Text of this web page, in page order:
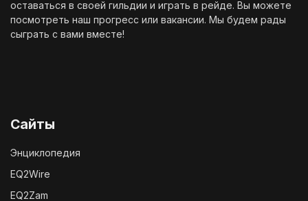
оставаться в своей гильдии и играть в рейде. Вы можете
посмотреть наш прогресс или вакансии. Мы будем рады
сыграть с вами вместе!
Сайты
Энциклопедия
EQ2Wire
EQ2Zam